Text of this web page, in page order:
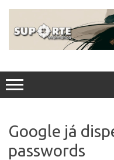
Google já
passwords